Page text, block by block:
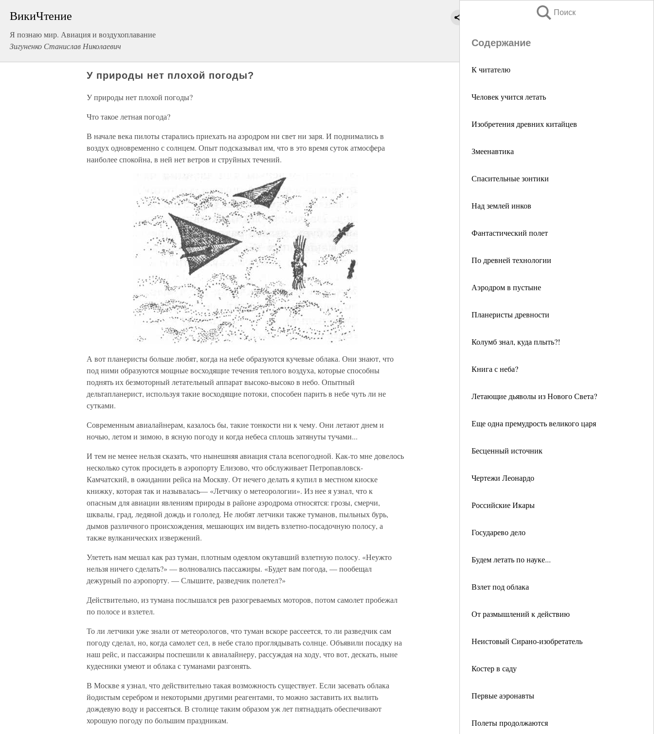
ВикиЧтение
Я познаю мир. Авиация и воздухоплавание
Зигуненко Станислав Николаевич
Поиск
Содержание
К читателю
Человек учится летать
Изобретения древних китайцев
Змеенавтика
Спасительные зонтики
Над землей инков
Фантастический полет
По древней технологии
Аэродром в пустыне
Планеристы древности
Колумб знал, куда плыть?!
Книга с неба?
Летающие дьяволы из Нового Света?
Еще одна премудрость великого царя
Бесценный источник
Чертежи Леонардо
Российские Икары
Государево дело
Будем летать по науке...
Взлет под облака
От размышлений к действию
Неистовый Сирано-изобретатель
Костер в саду
Первые аэронавты
Полеты продолжаются
У природы нет плохой погоды?
У природы нет плохой погоды?
Что такое летная погода?
В начале века пилоты старались приехать на аэродром ни свет ни заря. И поднимались в
воздух одновременно с солнцем. Опыт подсказывал им, что в это время суток атмосфера
наиболее спокойна, в ней нет ветров и струйных течений.
А вот планеристы больше любят, когда на небе образуются кучевые облака. Они знают, что
под ними образуются мощные восходящие течения теплого воздуха, которые способны
поднять их безмоторный летательный аппарат высоко-высоко в небо. Опытный
дельтапланерист, используя такие восходящие потоки, способен парить в небе чуть ли не
сутками.
Современным авиалайнерам, казалось бы, такие тонкости ни к чему. Они летают днем и
ночью, летом и зимою, в ясную погоду и когда небеса сплошь затянуты тучами...
И тем не менее нельзя сказать, что нынешняя авиация стала всепогодной. Как-то мне довелось
несколько суток просидеть в аэропорту Елизово, что обслуживает Петропавловск-
Камчатский, в ожидании рейса на Москву. От нечего делать я купил в местном киоске
книжку, которая так и называлась— «Летчику о метеорологии». Из нее я узнал, что к
опасным для авиации явлениям природы в районе аэродрома относятся: грозы, смерчи,
шквалы, град, ледяной дождь и гололед. Не любят летчики также туманов, пыльных бурь,
дымов различного происхождения, мешающих им видеть взлетно-посадочную полосу, а
также вулканических извержений.
Улететь нам мешал как раз туман, плотным одеялом окутавший взлетную полосу. «Неужто
нельзя ничего сделать?» — волновались пассажиры. «Будет вам погода, — пообещал
дежурный по аэропорту. — Слышите, разведчик полетел?»
Действительно, из тумана послышался рев разогреваемых моторов, потом самолет пробежал
по полосе и взлетел.
То ли летчики уже знали от метеорологов, что туман вскоре рассеется, то ли разведчик сам
погоду сделал, но, когда самолет сел, в небе стало проглядывать солнце. Объявили посадку на
наш рейс, и пассажиры поспешили к авиалайнеру, рассуждая на ходу, что вот, дескать, ныне
кудесники умеют и облака с туманами разгонять.
В Москве я узнал, что действительно такая возможность существует. Если засевать облака
йодистым серебром и некоторыми другими реагентами, то можно заставить их вылить
дождевую воду и рассеяться. В столице таким образом уж лет пятнадцать обеспечивают
хорошую погоду по большим праздникам.